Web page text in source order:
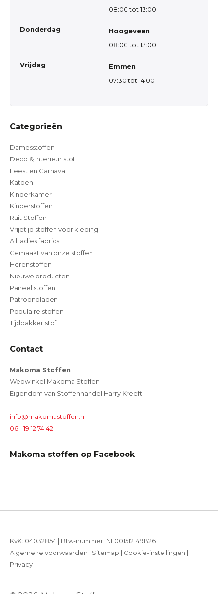
08:00 tot 13:00
Donderdag
Hoogeveen
08:00 tot 13:00
Vrijdag
Emmen
07:30 tot 14:00
Categorieën
Damesstoffen
Deco & Interieur stof
Feest en Carnaval
Katoen
Kinderkamer
Kinderstoffen
Ruit Stoffen
Vrijetijd stoffen voor kleding
All ladies fabrics
Gemaakt van onze stoffen
Herenstoffen
Nieuwe producten
Paneel stoffen
Patroonbladen
Populaire stoffen
Tijdpakker stof
Contact
Makoma Stoffen
Webwinkel Makoma Stoffen
Eigendom van Stoffenhandel Harry Kreeft
info@makomastoffen.nl
06 - 19 12 74 42
Makoma stoffen op Facebook
KvK: 04032854 | Btw-nummer: NL001512149B26
Algemene voorwaarden | Sitemap | Cookie-instellingen |
Privacy